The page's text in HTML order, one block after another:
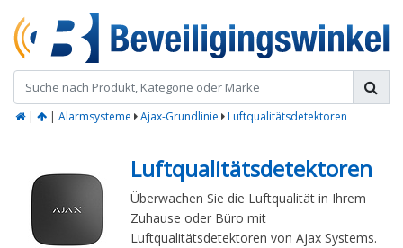
| | Alarmsysteme Ajax-Grundlinie Luftqualitätsdetektoren
Luftqualitätsdetektoren
Überwachen Sie die Luftqualität in Ihrem
Zuhause oder Büro mit
Luftqualitätsdetektoren von Ajax Systems.